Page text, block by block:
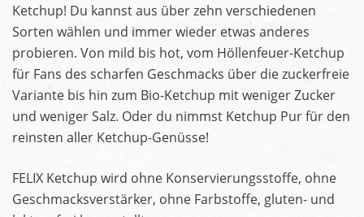
Ketchup! Du kannst aus über zehn verschiedenen
Sorten wählen und immer wieder etwas anderes
probieren. Von mild bis hot, vom Höllenfeuer-Ketchup
für Fans des scharfen Geschmacks über die zuckerfreie
Variante bis hin zum Bio-Ketchup mit weniger Zucker
und weniger Salz. Oder du nimmst Ketchup Pur für den
reinsten aller Ketchup-Genüsse!
FELIX Ketchup wird ohne Konservierungsstoffe, ohne
Geschmacksverstärker, ohne Farbstoffe, gluten- und